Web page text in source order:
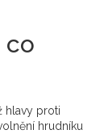
co
hlavy proti
hrudníku